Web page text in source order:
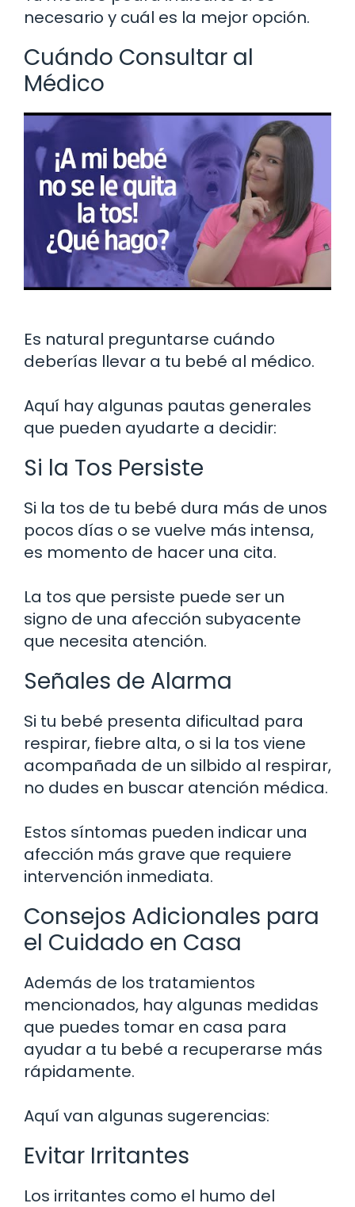
necesario y cuál es la mejor opción.
Cuándo Consultar al
Médico
Es natural preguntarse cuándo
deberías llevar a tu bebé al médico.
Aquí hay algunas pautas generales
que pueden ayudarte a decidir:
Si la Tos Persiste
Si la tos de tu bebé dura más de unos
pocos días o se vuelve más intensa,
es momento de hacer una cita.
La tos que persiste puede ser un
signo de una afección subyacente
que necesita atención.
Señales de Alarma
Si tu bebé presenta dificultad para
respirar, fiebre alta, o si la tos viene
acompañada de un silbido al respirar,
no dudes en buscar atención médica.
Estos síntomas pueden indicar una
afección más grave que requiere
intervención inmediata.
Consejos Adicionales para
el Cuidado en Casa
Además de los tratamientos
mencionados, hay algunas medidas
que puedes tomar en casa para
ayudar a tu bebé a recuperarse más
rápidamente.
Aquí van algunas sugerencias:
Evitar Irritantes
Los irritantes como el humo del